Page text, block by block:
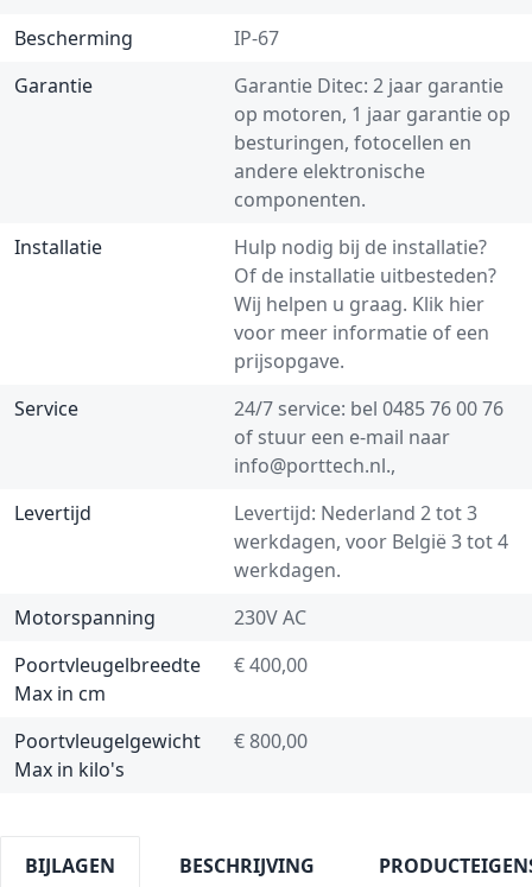
Bescherming
IP-67
Garantie
Garantie Ditec: 2 jaar garantie
op motoren, 1 jaar garantie op
besturingen, fotocellen en
andere elektronische
componenten.
Installatie
Hulp nodig bij de installatie?
Of de installatie uitbesteden?
Wij helpen u graag. Klik hier
voor meer informatie of een
prijsopgave.
Service
24/7 service: bel 0485 76 00 76
of stuur een e-mail naar
info@porttech.nl.,
Levertijd
Levertijd: Nederland 2 tot 3
werkdagen, voor België 3 tot 4
werkdagen.
Motorspanning
230V AC
Poortvleugelbreedte
Max in cm
€ 400,00
Poortvleugelgewicht
Max in kilo's
€ 800,00
BIJLAGEN BESCHRIJVING